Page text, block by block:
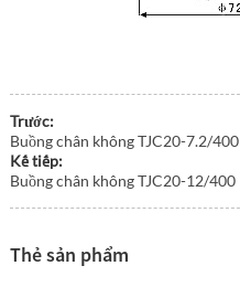
Trước:
Buồng chân không TJC20-7.2/400
Kế tiếp:
Buồng chân không TJC20-12/400
Thẻ sản phẩm